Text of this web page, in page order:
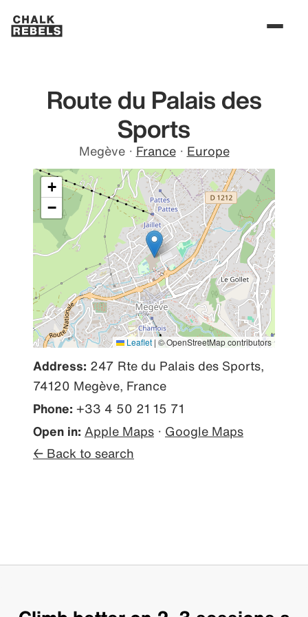
Route du Palais des
Sports
Megève · France · Europe
+
−
Leaflet | © OpenStreetMap contributors
Address: 247 Rte du Palais des Sports,
74120 Megève, France
Phone: +33 4 50 21 15 71
Open in: Apple Maps · Google Maps
← Back to search